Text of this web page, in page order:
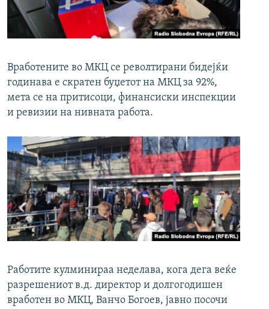
Вработените во МКЦ се револтирани бидејќи
годинава е скратен буџетот на МКЦ за 92%,
мета се на притисоци, финансиски инспекции
и ревизии на нивната работа.
Работите кулминираа неделава, кога дега веќе
разрешениот в.д. директор и долгогодишен
вработен во МКЦ, Ванчо Богоев, јавно посочи